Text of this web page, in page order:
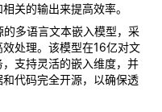
关的输出来提高效率。
的多语言文本嵌入模型，采
处理。该模型在16亿对文
支持灵活的嵌入维度，并
代码完全开源，以确保透